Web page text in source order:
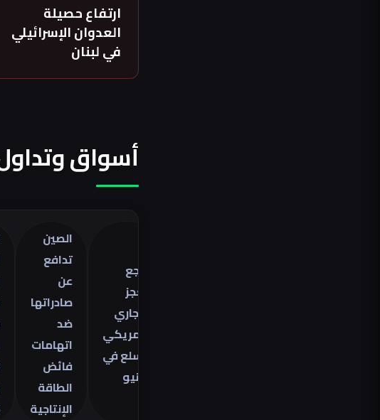
ارتفاع حصيلة
العدوان الإسرائيلي
في لبنان
أسواق
الأمريكي
للسلع في
صادراتها
اتهامات
الطاقة
الإنتاجية